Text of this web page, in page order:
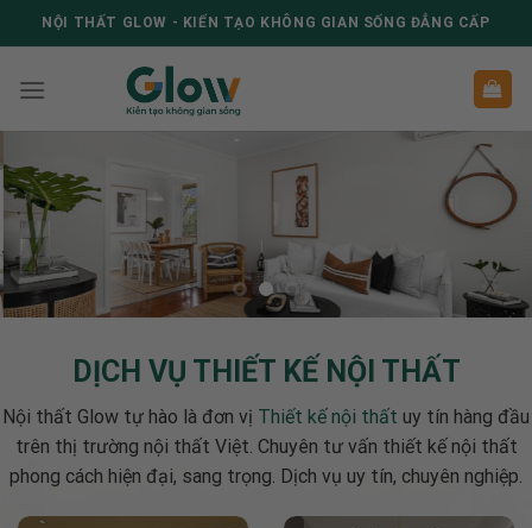
to
NỘI THẤT GLOW - KIẾN TẠO KHÔNG GIAN SỐNG ĐẲNG CẤP
DỊCH VỤ THIẾT KẾ NỘI THẤT
Nội thất Glow tự hào là đơn vị Thiết kế nội thất uy tín hàng đầu
trên thị trường nội thất Việt. Chuyên tư vấn thiết kế nội thất
phong cách hiện đại, sang trọng. Dịch vụ uy tín, chuyên nghiệp.